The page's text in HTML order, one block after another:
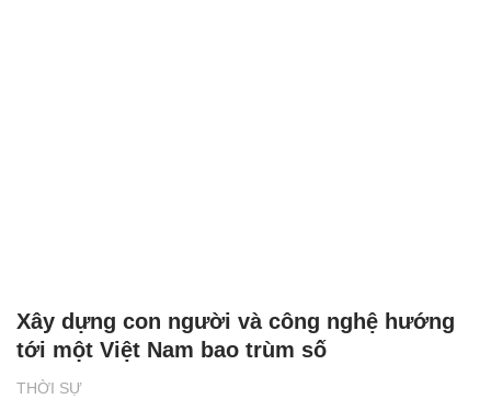
THỜI SỰ
Xây dựng con người và công nghệ hướng
tới một Việt Nam bao trùm số